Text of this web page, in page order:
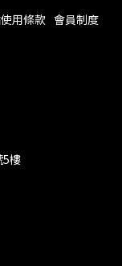
用條款 會員制度
5樓